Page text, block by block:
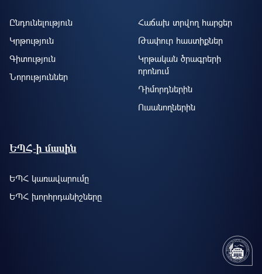
Ընդունելություն
Կրթություն
Գիտություն
Նորություններ
Հաճախ տրվող հարցեր
Թափուր հաստիքներ
Կրթական ծրագրերի
որոնում
Դիմորդներին
Ուսանողներին
ԵՊՀ-ի մասին
ԵՊՀ կառավարումը
ԵՊՀ խորհրդանիշները